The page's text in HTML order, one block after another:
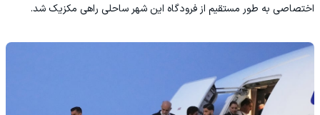
اختصاصی به طور مستقیم از فرودگاه این شهر ساحلی راهی مکزیک شد.